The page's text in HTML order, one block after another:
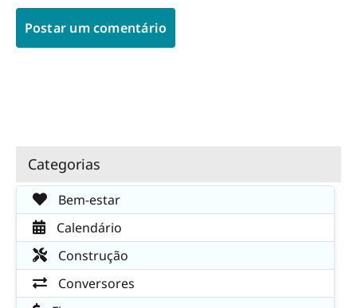
Categorias
Bem-estar
Calendário
Construção
Conversores